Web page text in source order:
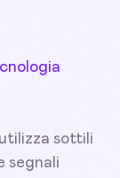
sottili
segnali